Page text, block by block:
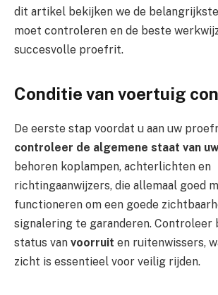
dit artikel bekijken we de
moet controleren en de beste
succesvolle proefrit.
Conditie van voertuig
De eerste stap voordat u aan uw
controleer de algemene staat van
behoren koplampen, achterlichten en
richtingaanwijzers, die allemaal goed
functioneren om een ​​goede
signalering te garanderen. Controleer
status van voorruit en ruitenwissers,
zicht is essentieel voor veilig rijden.